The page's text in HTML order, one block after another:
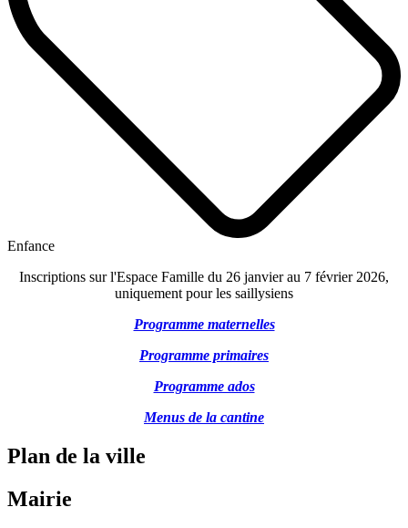
Enfance
Inscriptions sur l'Espace Famille du 26 janvier au 7 février 2026,
uniquement pour les saillysiens
Programme maternelles
Programme primaires
Programme ados
Menus de la cantine
Plan de la ville
Mairie